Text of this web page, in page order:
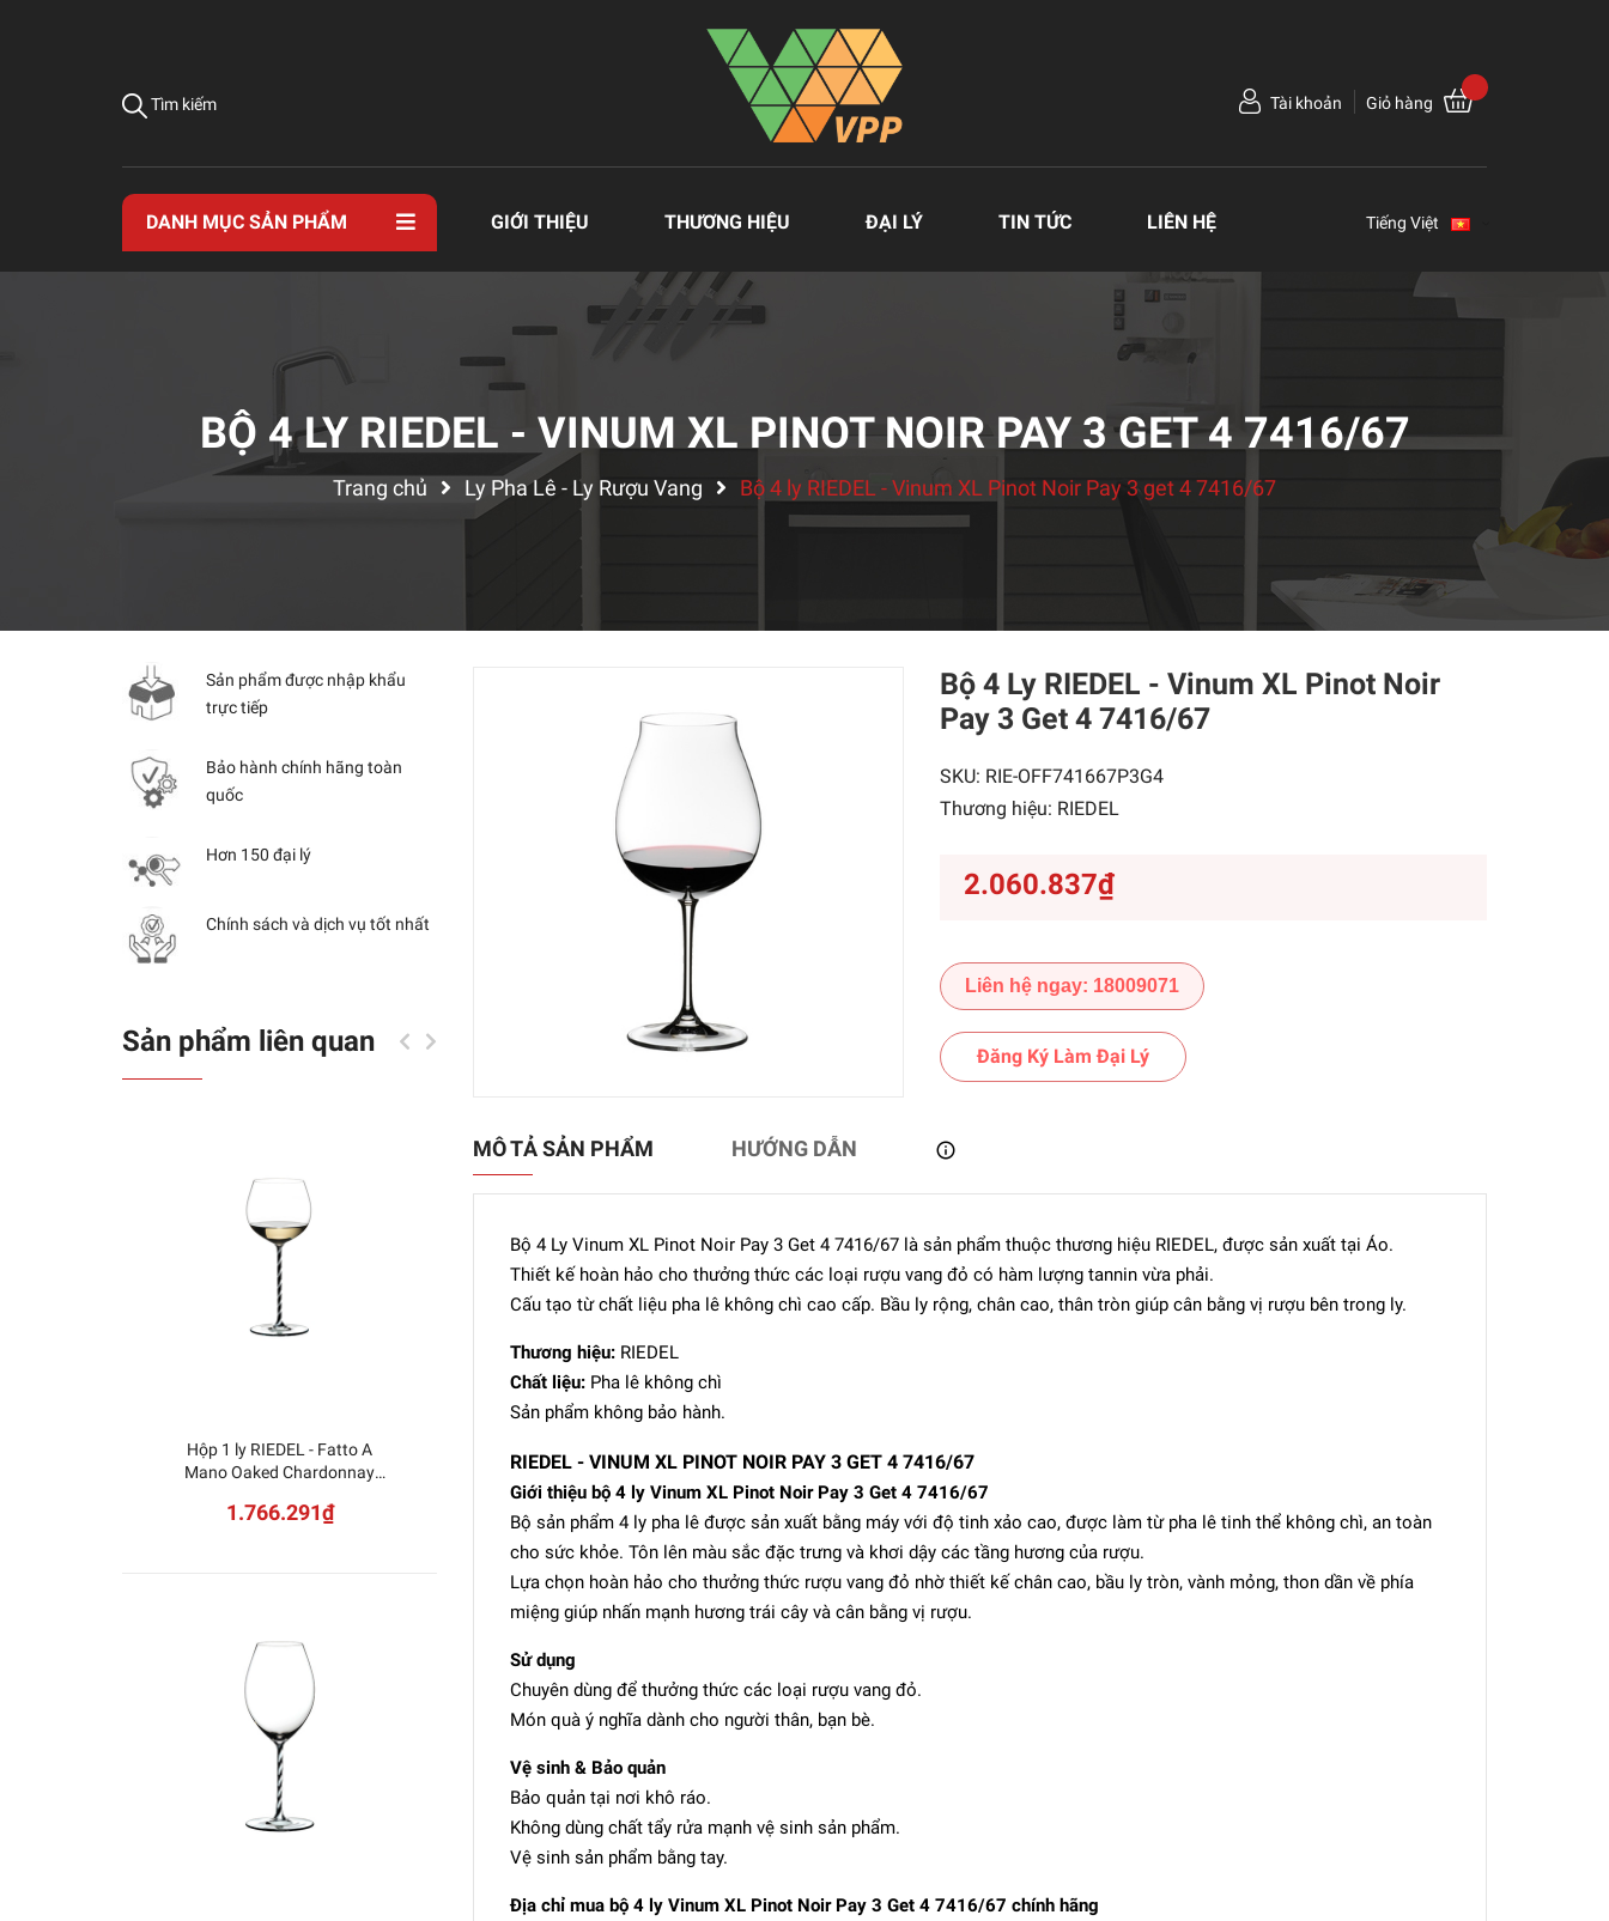
Tìm kiếm Tài khoản Giỏ hàng
DANH MỤC SẢN PHẨM GIỚI THIỆU THƯƠNG HIỆU ĐẠI LÝ TIN TỨC LIÊN HỆ Tiếng Việt
BỘ 4 LY RIEDEL - VINUM XL PINOT NOIR PAY 3 GET 4 7416/67
Trang chủ Ly Pha Lê - Ly Rượu Vang Bộ 4 ly RIEDEL - Vinum XL Pinot Noir Pay 3 get 4 7416/67
Bộ 4 Ly RIEDEL - Vinum XL Pinot Noir
Pay 3 Get 4 7416/67
SKU: RIE-OFF741667P3G4
Thương hiệu: RIEDEL
2.060.837₫
Liên hệ ngay: 18009071
Đăng Ký Làm Đại Lý
MÔ TẢ SẢN PHẨM HƯỚNG DẪN
Bộ 4 Ly Vinum XL Pinot Noir Pay 3 Get 4 7416/67 là sản phẩm thuộc thương hiệu RIEDEL, được sản xuất tại Áo.
Thiết kế hoàn hảo cho thưởng thức các loại rượu vang đỏ có hàm lượng tannin vừa phải.
Cấu tạo từ chất liệu pha lê không chì cao cấp. Bầu ly rộng, chân cao, thân tròn giúp cân bằng vị rượu bên trong ly.
Thương hiệu:RIEDEL
Chất liệu:Pha lê không chì
Sản phẩm không bảo hành.
RIEDEL - VINUM XL PINOT NOIR PAY 3 GET 4 7416/67
Giới thiệu bộ 4 ly Vinum XL Pinot Noir Pay 3 Get 4 7416/67
Bộ sản phẩm 4 ly pha lê được sản xuất bằng máy với độ tinh xảo cao, được làm từ pha lê tinh thể không chì, an toàn
cho sức khỏe. Tôn lên màu sắc đặc trưng và khơi dậy các tầng hương của rượu.
Lựa chọn hoàn hảo cho thưởng thức rượu vang đỏ nhờ thiết kế chân cao, bầu ly tròn, vành mỏng, thon dần về phía
miệng giúp nhấn mạnh hương trái cây và cân bằng vị rượu.
Sử dụng
Chuyên dùng để thưởng thức các loại rượu vang đỏ.
Món quà ý nghĩa dành cho người thân, bạn bè.
Vệ sinh & Bảo quản
Bảo quản tại nơi khô ráo.
Không dùng chất tẩy rửa mạnh vệ sinh sản phẩm.
Vệ sinh sản phẩm bằng tay.
Địa chỉ mua bộ 4 ly Vinum XL Pinot Noir Pay 3 Get 4 7416/67 chính hãng
Sản phẩm được nhập khẩu
trực tiếp
Bảo hành chính hãng toàn
quốc
Hơn 150 đại lý
Chính sách và dịch vụ tốt nhất
Sản phẩm liên quan
Hộp 1 ly RIEDEL - Fatto A
Mano Oaked Chardonnay
Twisted 4900/97BWT
1.766.291₫
Stem Zero Volcano
2.346.545₫